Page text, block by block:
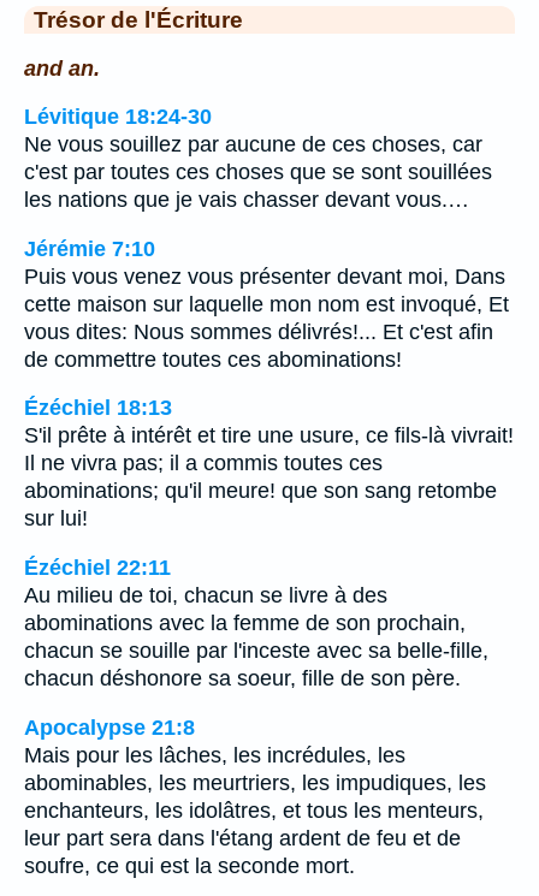
Trésor de l'Écriture
and an.
Lévitique 18:24-30
Ne vous souillez par aucune de ces choses, car
c'est par toutes ces choses que se sont souillées
les nations que je vais chasser devant vous.…
Jérémie 7:10
Puis vous venez vous présenter devant moi, Dans
cette maison sur laquelle mon nom est invoqué, Et
vous dites: Nous sommes délivrés!... Et c'est afin
de commettre toutes ces abominations!
Ézéchiel 18:13
S'il prête à intérêt et tire une usure, ce fils-là vivrait!
Il ne vivra pas; il a commis toutes ces
abominations; qu'il meure! que son sang retombe
sur lui!
Ézéchiel 22:11
Au milieu de toi, chacun se livre à des
abominations avec la femme de son prochain,
chacun se souille par l'inceste avec sa belle-fille,
chacun déshonore sa soeur, fille de son père.
Apocalypse 21:8
Mais pour les lâches, les incrédules, les
abominables, les meurtriers, les impudiques, les
enchanteurs, les idolâtres, et tous les menteurs,
leur part sera dans l'étang ardent de feu et de
soufre, ce qui est la seconde mort.